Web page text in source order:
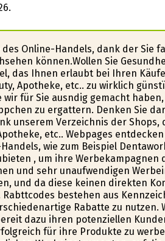
Online-Handels, dank der Sie
können.Wollen Sie
das Ihnen erlaubt bei Ihren
Apotheke, etc.. zu wirklich
für Sie ausfindig gemacht
zu ergattern. Denken Sie
unserem Verzeichnis der
etc.. Webpages
wie zum Beispiel
, um ihre Werbekampagnen
und sehr unaufwendigen
und da diese keinen direkten
bestehen aus
Rabatte zu nutzen.
dazu ihren potenziellen
für ihre Produkte zu